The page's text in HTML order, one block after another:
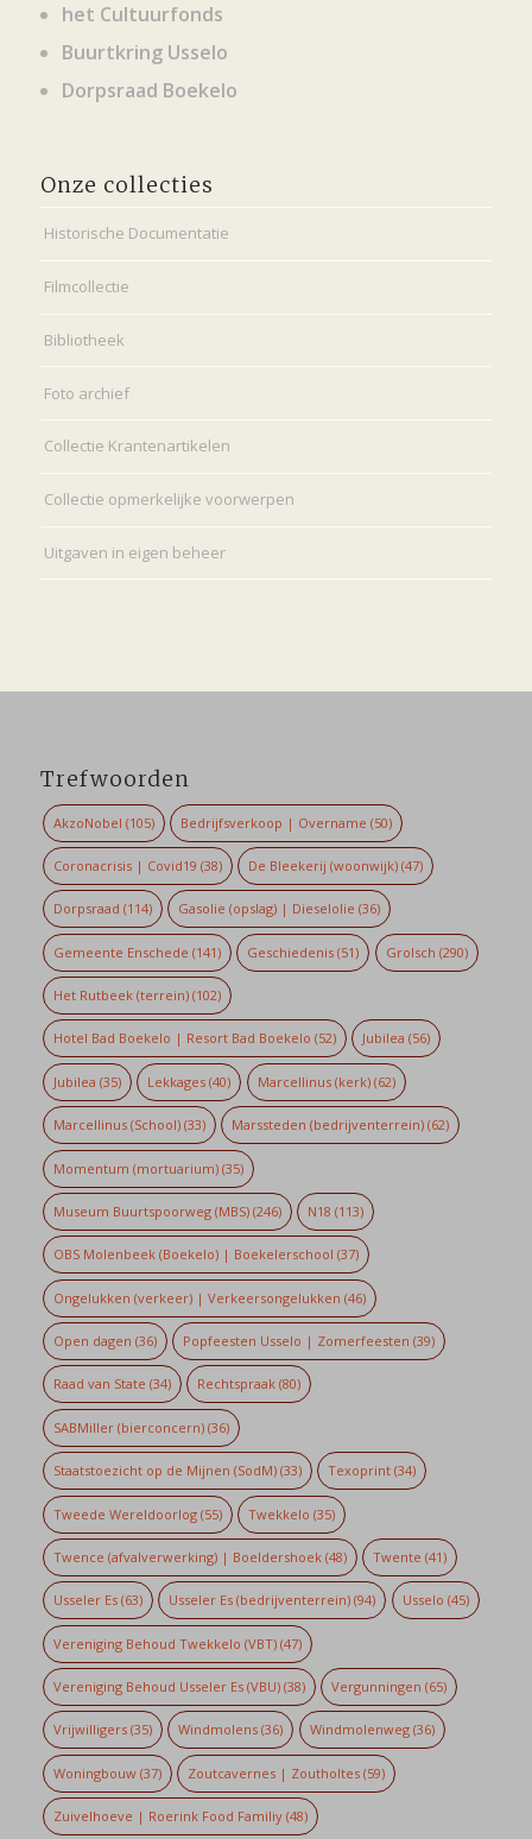
het Cultuurfonds
Buurtkring Usselo
Dorpsraad Boekelo
Onze collecties
Historische Documentatie
Filmcollectie
Bibliotheek
Foto archief
Collectie Krantenartikelen
Collectie opmerkelijke voorwerpen
Uitgaven in eigen beheer
Trefwoorden
AkzoNobel (105) Bedrijfsverkoop | Overname (50)
Coronacrisis | Covid19 (38) De Bleekerij (woonwijk) (47)
Dorpsraad (114) Gasolie (opslag) | Dieselolie (36)
Gemeente Enschede (141) Geschiedenis (51) Grolsch (290)
Het Rutbeek (terrein)(102)
Hotel Bad Boekelo | Resort Bad Boekelo (52) Jubilea (56)
Jubilea (35) Lekkages (40) Marcellinus (kerk)(62)
Marcellinus (School)(33) Marssteden (bedrijventerrein) (62)
Momentum (mortuarium)(35)
Museum Buurtspoorweg (MBS)(246) N18 (113)
OBS Molenbeek (Boekelo) | Boekelerschool (37)
Ongelukken (verkeer) | Verkeersongelukken (46)
Open dagen (36) Popfeesten Usselo | Zomerfeesten (39)
Raad van State (34) Rechtspraak (80)
SABMiller (bierconcern)(36)
Staatstoezicht op de Mijnen (SodM)(33) Texoprint (34)
Tweede Wereldoorlog(55) Twekkelo (35)
Twence (afvalverwerking) | Boeldershoek(48) Twente (41)
Usseler Es(63) Usseler Es (bedrijventerrein) (94) Usselo (45)
Vereniging Behoud Twekkelo (VBT)(47)
Vereniging Behoud Usseler Es (VBU)(38) Vergunningen (65)
Vrijwilligers(35) Windmolens (36) Windmolenweg(36)
Woningbouw(37) Zoutcavernes | Zoutholtes (59)
Zuivelhoeve | Roerink Food Familiy(48)